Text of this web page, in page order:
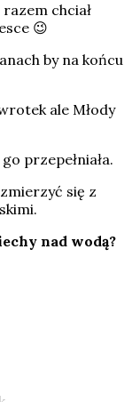
chciał
😉
by na końcu
ale Młody
przepełniała.
się z
nad wodą?